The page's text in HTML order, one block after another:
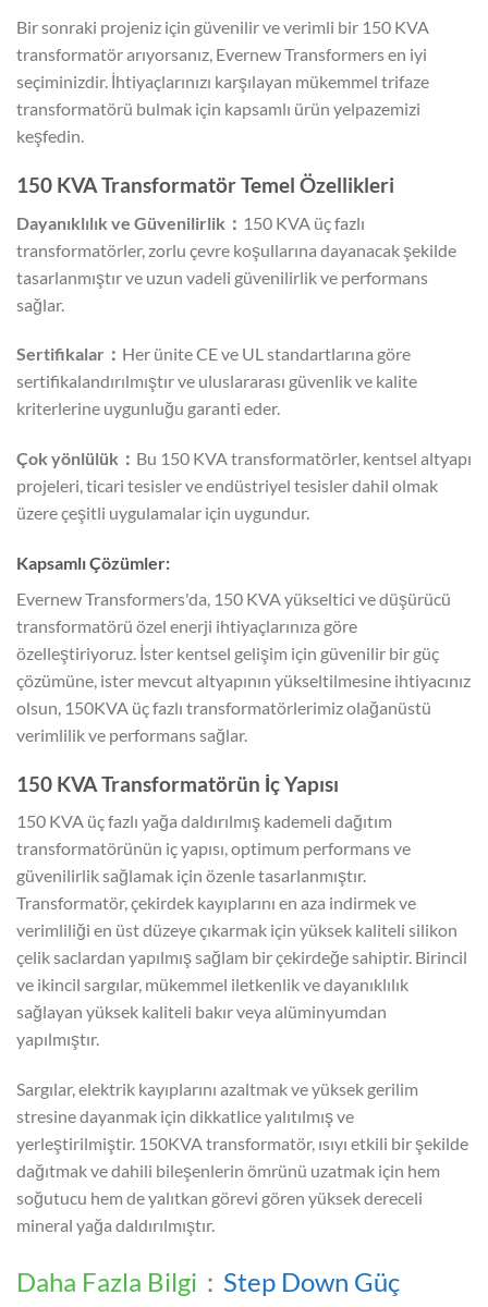
Bir sonraki projeniz için güvenilir ve verimli bir 150 KVA
transformatör arıyorsanız, Evernew Transformers en iyi
seçiminizdir. İhtiyaçlarınızı karşılayan mükemmel trifaze
transformatörü bulmak için kapsamlı ürün yelpazemizi
keşfedin.
150 KVA Transformatör Temel Özellikleri
Dayanıklılık ve Güvenilirlik： 150 KVA üç fazlı
transformatörler, zorlu çevre koşullarına dayanacak şekilde
tasarlanmıştır ve uzun vadeli güvenilirlik ve performans
sağlar.
Sertifikalar： Her ünite CE ve UL standartlarına göre
sertifikalandırılmıştır ve uluslararası güvenlik ve kalite
kriterlerine uygunluğu garanti eder.
Çok yönlülük： Bu 150 KVA transformatörler, kentsel altyapı
projeleri, ticari tesisler ve endüstriyel tesisler dahil olmak
üzere çeşitli uygulamalar için uygundur.
Kapsamlı Çözümler:
Evernew Transformers'da, 150 KVA yükseltici ve düşürücü
transformatörü özel enerji ihtiyaçlarınıza göre
özelleştiriyoruz. İster kentsel gelişim için güvenilir bir güç
çözümüne, ister mevcut altyapının yükseltilmesine ihtiyacınız
olsun, 150KVA üç fazlı transformatörlerimiz olağanüstü
verimlilik ve performans sağlar.
150 KVA Transformatörün İç Yapısı
150 KVA üç fazlı yağa daldırılmış kademeli dağıtım
transformatörünün iç yapısı, optimum performans ve
güvenilirlik sağlamak için özenle tasarlanmıştır.
Transformatör, çekirdek kayıplarını en aza indirmek ve
verimliliği en üst düzeye çıkarmak için yüksek kaliteli silikon
çelik saclardan yapılmış sağlam bir çekirdeğe sahiptir. Birincil
ve ikincil sargılar, mükemmel iletkenlik ve dayanıklılık
sağlayan yüksek kaliteli bakır veya alüminyumdan
yapılmıştır.
Sargılar, elektrik kayıplarını azaltmak ve yüksek gerilim
stresine dayanmak için dikkatlice yalıtılmış ve
yerleştirilmiştir. 150KVA transformatör, ısıyı etkili bir şekilde
dağıtmak ve dahili bileşenlerin ömrünü uzatmak için hem
soğutucu hem de yalıtkan görevi gören yüksek dereceli
mineral yağa daldırılmıştır.
Daha Fazla Bilgi ： Step Down Güç